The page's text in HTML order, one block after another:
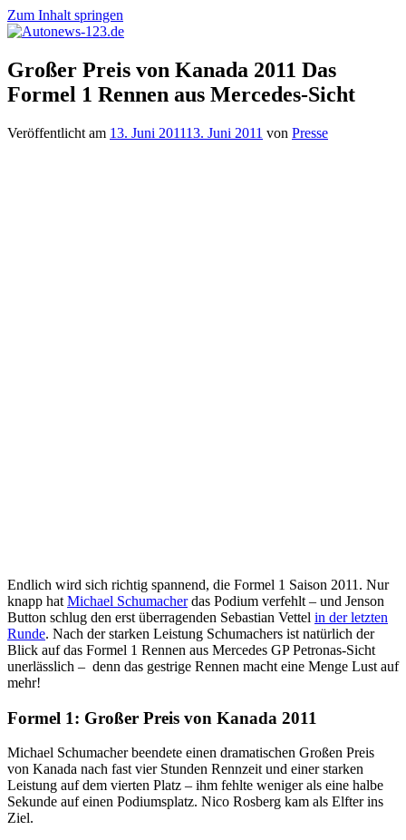
Zum Inhalt springen
Autonews-
123.de
Autonews
mit
Charme
Großer Preis von Kanada 2011 Das
Formel 1 Rennen aus Mercedes-Sicht
Veröffentlicht am 13. Juni 201113. Juni 2011 von Presse
Endlich wird sich richtig spannend, die Formel 1 Saison 2011. Nur
knapp hat Michael Schumacherdas Podium verfehlt – und Jenson
Button schlug den erst überragenden Sebastian Vettel in der letzten
Runde. Nach der starken Leistung Schumachers ist natürlich der
Blick auf das Formel 1 Rennen aus Mercedes GP Petronas-Sicht
unerlässlich – denn das gestrige Rennen macht eine Menge Lust auf
mehr!
Formel 1: Großer Preis von Kanada 2011
Michael Schumacher beendete einen dramatischen Großen Preis
von Kanada nach fast vier Stunden Rennzeit und einer starken
Leistung auf dem vierten Platz – ihm fehlte weniger als eine halbe
Sekunde auf einen Podiumsplatz. Nico Rosberg kam als Elfter ins
Ziel.